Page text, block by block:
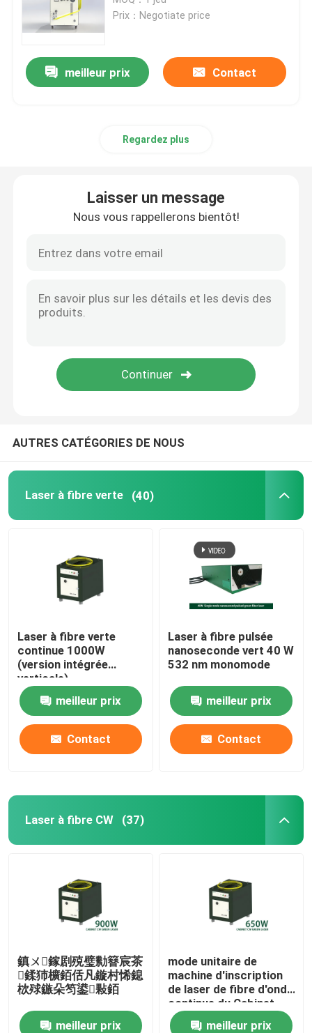
Laser à fibre CW
Laser à fibre QCW
Laser à fibre UV
Laser à fibre ultra-rapide
Laser Obstacle Remover
Machine de soudage laser portable
Machine à découper au laser
Prix：Negotiate price
meilleur prix Contact
Regardez plus
Laisser un message
Nous vous rappellerons bientôt!
AUTRES CATÉGORIES DE NOUS
Laser à fibre verte (40)
Laser à fibre verte
continue 1000W
(version intégrée
verticale)
meilleur prix
Contact
Laser à fibre pulsée
nanoseconde vert 40 W
532 nm monomode
meilleur prix
Contact
Laser à fibre CW (37)
鎮ㄨ鎵剧殑璧勬簮宸茶
鍒犻櫎銆佸凡鏇村悕鎴
栨殏鏃朵笉鍙敤銆
meilleur prix
mode unitaire de
machine d'inscription
de laser de fibre d'onde
continue du Cabinet
650W
meilleur prix